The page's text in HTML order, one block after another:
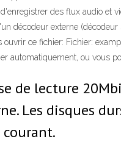
des flux audio et
décodeur externe (décodeur
ce fichier: Fichier:
automatiquement, ou vous
de lecture
Les disques